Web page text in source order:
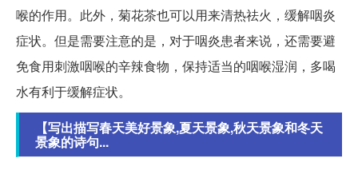
喉的作用。此外，菊花茶也可以用来清热祛火，缓解咽炎
症状。但是需要注意的是，对于咽炎患者来说，还需要避
免食用刺激咽喉的辛辣食物，保持适当的咽喉湿润，多喝
水有利于缓解症状。
【写出描写春天美好景象,夏天景象,秋天景象和冬天
景象的诗句...